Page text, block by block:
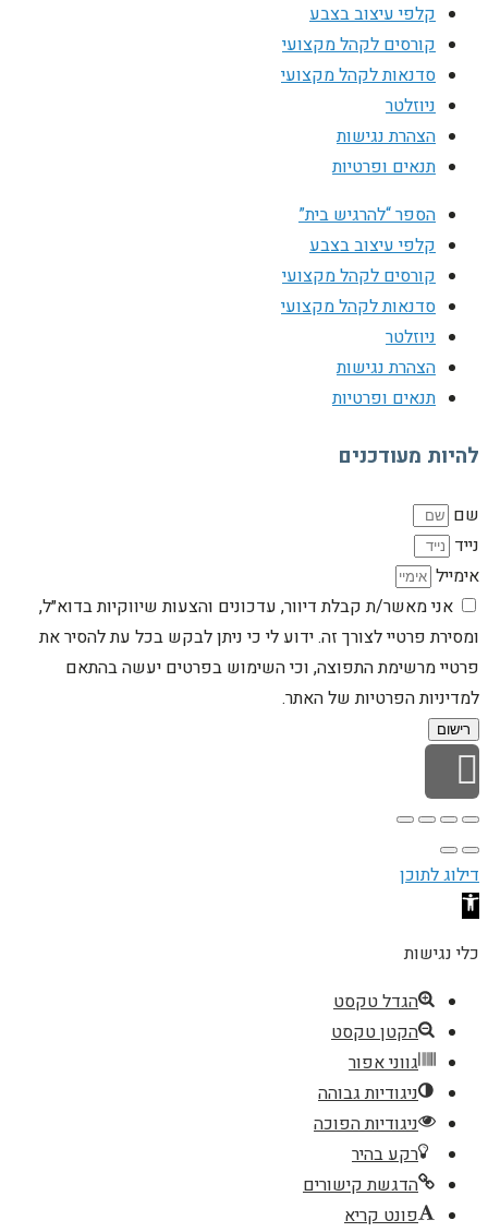
קלפי עיצוב בצבע
קורסים לקהל מקצועי
סדנאות לקהל מקצועי
ניוזלטר
הצהרת נגישות
תנאים ופרטיות
הספר “להרגיש בית”
קלפי עיצוב בצבע
קורסים לקהל מקצועי
סדנאות לקהל מקצועי
ניוזלטר
הצהרת נגישות
תנאים ופרטיות
להיות מעודכנים
שם
נייד
אימייל
אני מאשר/ת קבלת דיוור, עדכונים והצעות שיווקיות בדוא״ל,
ומסירת פרטיי לצורך זה. ידוע לי כי ניתן לבקש בכל עת להסיר את
פרטיי מרשימת התפוצה, וכי השימוש בפרטים יעשה בהתאם
למדיניות הפרטיות של האתר.
רישום
גלילה לראש העמוד
דילוג לתוכן
פתח סרגל נגישות
כלי נגישות
הגדל טקסט
הקטן טקסט
גווני אפור
ניגודיות גבוהה
ניגודיות הפוכה
רקע בהיר
הדגשת קישורים
פונט קריא